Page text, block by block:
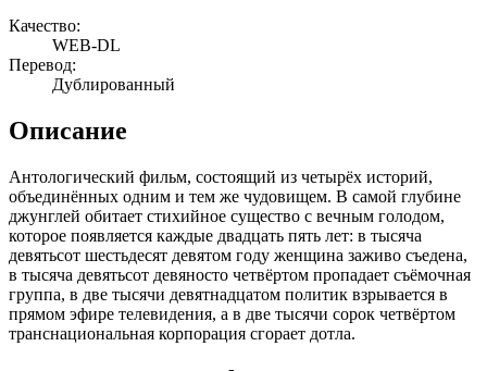
Качество:
WEB-DL
Перевод:
Дублированный
Описание
Антологический фильм, состоящий из четырёх историй,
объединённых одним и тем же чудовищем. В самой глубине
джунглей обитает стихийное существо с вечным голодом,
которое появляется каждые двадцать пять лет: в тысяча
девятьсот шестьдесят девятом году женщина заживо съедена,
в тысяча девятьсот девяносто четвёртом пропадает съёмочная
группа, в две тысячи девятнадцатом политик взрывается в
прямом эфире телевидения, а в две тысячи сорок четвёртом
транснациональная корпорация сгорает дотла.